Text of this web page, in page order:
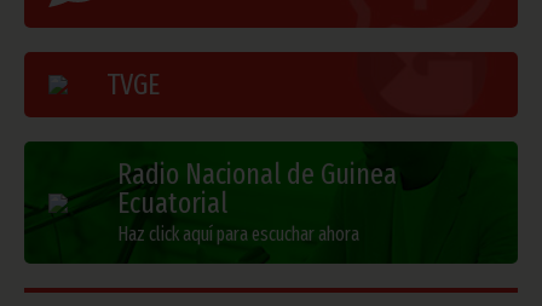
TVGE
Radio Nacional de Guinea
Ecuatorial
Haz click aquí para escuchar ahora